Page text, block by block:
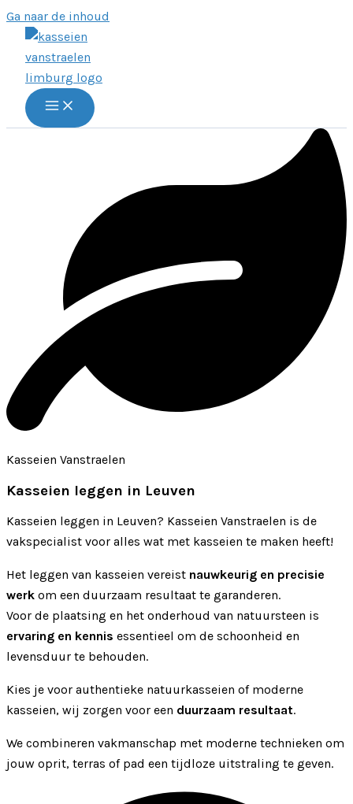
Ga naar de inhoud
Kasseien Vanstraelen
Kasseien leggen in Leuven
Kasseien leggen in Leuven? Kasseien Vanstraelen is de
vakspecialist voor alles wat met kasseien te maken heeft!
Het leggen van kasseien vereist nauwkeurig en precisie
werk om een duurzaam resultaat te garanderen.
Voor de plaatsing en het onderhoud van natuursteen is
ervaring en kennis essentieel om de schoonheid en
levensduur te behouden.
Kies je voor authentieke natuurkasseien of moderne
kasseien, wij zorgen voor een duurzaam resultaat.
We combineren vakmanschap met moderne technieken om
jouw oprit, terras of pad een tijdloze uitstraling te geven.